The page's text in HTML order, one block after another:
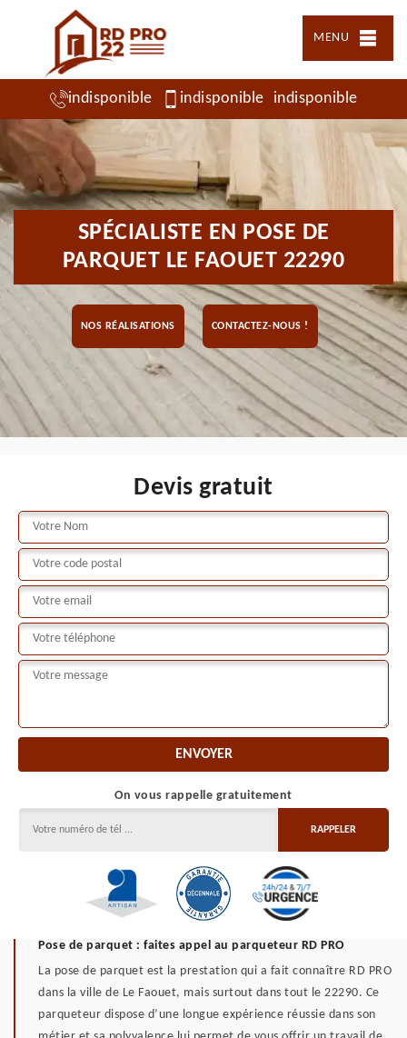
MENU
indisponible indisponible indisponible
SPÉCIALISTE EN POSE DE
PARQUET LE FAOUET 22290
NOS RÉALISATIONS CONTACTEZ-NOUS !
Devis gratuit
On vous rappelle gratuitement
Pose de parquet : faites appel au parqueteur RD PRO
La pose de parquet est la prestation qui a fait connaître RD PRO
dans la ville de Le Faouet, mais surtout dans tout le 22290. Ce
parqueteur dispose d’une longue expérience réussie dans son